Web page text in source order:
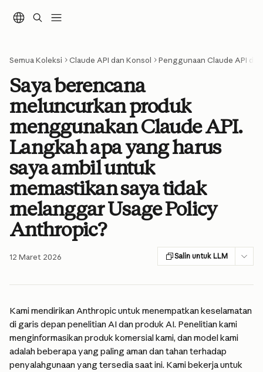
Semua Koleksi Claude API dan Konsol Penggunaan Claude API
Saya berencana
meluncurkan produk
menggunakan Claude API.
Langkah apa yang harus
saya ambil untuk
memastikan saya tidak
melanggar Usage Policy
Anthropic?
12 Maret 2026 Salin untuk LLM
Kami mendirikan Anthropic untuk menempatkan keselamatan
di garis depan penelitian AI dan produk AI. Penelitian kami
menginformasikan produk komersial kami, dan model kami
adalah beberapa yang paling aman dan tahan terhadap
penyalahgunaan yang tersedia saat ini. Kami bekerja untuk